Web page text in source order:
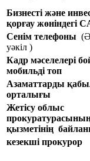
Бизнесті және
қорғау жөніндегі
Сенім телефоны
уәкіл )
Кадр мәселелері
мобильді топ
Азаматтарды
орталығы
Жетісу облыс
прокуратурасының
қызметінің
кезекші прокурор